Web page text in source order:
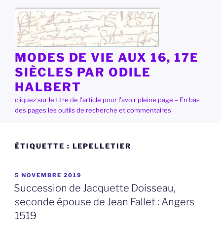
contenu
principal
MODES DE VIE AUX 16, 17E
SIÈCLES PAR ODILE
HALBERT
cliquez sur le titre de l'article pour l'avoir pleine page – En bas
des pages les outils de recherche et commentaires
ÉTIQUETTE : LEPELLETIER
PUBLIÉ
LE
5 NOVEMBRE 2019
Succession de Jacquette Doisseau,
seconde épouse de Jean Fallet : Angers
1519